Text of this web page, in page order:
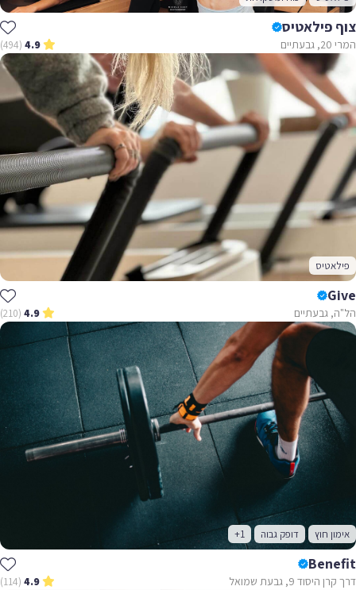
צוף פילאטיס
המרי 20, גבעתיים 4.9
(494)
פילאטיס
Give
הל"ה, גבעתיים 4.9
(210)
אימון חוץ דופק גבוה +1
Benefit
דרך קרן היסוד 9, גבעת שמואל 4.9
(114)